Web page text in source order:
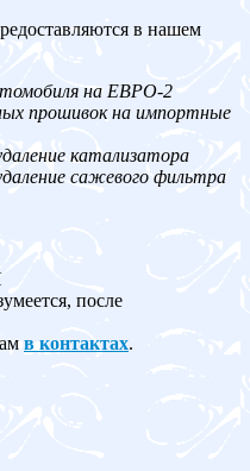
в нашем
на ЕВРО-2
прошивок на импортные
катализатора
сажевого фильтра
после
в контактах.